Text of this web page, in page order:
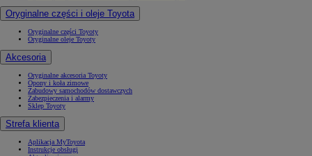
Oryginalne części i oleje Toyota
Oryginalne części Toyoty
Oryginalne oleje Toyoty
Akcesoria
Oryginalne akcesoria Toyoty
Opony i koła zimowe
Zabudowy samochodów dostawczych
Zabezpieczenia i alarmy
Sklep Toyoty
Strefa klienta
Aplikacja MyToyota
Instrukcje obsługi